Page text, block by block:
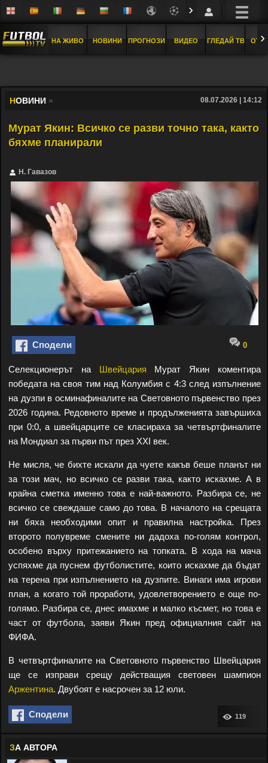
›
НА ЖИВО НОВИНИ ПРОГНОЗИ ВИДЕО ГЛЕДАЙ ТВ ›
НОВИНИ » 08.07.2026 | 14:12
Мурат Якин: Всичко се разви точно така, както
бяхме планирали
Н. Гавазов
Сподели 0
Селекционерът на Швейцария Мурат Якин коментира
победата на своя тим над Колумбия с 4:3 след изпълнение
на дузпи в осминафиналите на Световното първенство през
2026 година. Редовното време и продълженията завършиха
при 0:0, а швейцарците се класираха за четвъртфиналите
на Мондиал за първи път през XXI век.
Не мисля, че бихте искали да чуете какъв беше планът ни
за този мач, но всичко се разви така, както искахме. А в
крайна сметка именно това е най-важното. Разбира се, не
всичко се свеждаше само до това. В началото на срещата
ни бяха необходими опит и правилна настройка. През
второто полувреме смените ни дадоха по-голям контрол,
особено върху притежанието на топката. В хода на мача
успяхме да пуснем футболистите, които искахме да бъдат
на терена при изпълнението на дузпите. Винаги има игрови
план, а когато той проработи, удовлетворението е още по-
голямо. Разбира се, днес имахме и малко късмет, но това е
част от футбола, заяви Якин пред официалния сайт на
ФИФА.
В четвъртфиналите на Световното първенство Швейцария
ще се изправи срещу действащия световен шампион
Аржентина. Двубоят е насрочен за 12 юли.
Сподели 119
ЗА АВТОРА